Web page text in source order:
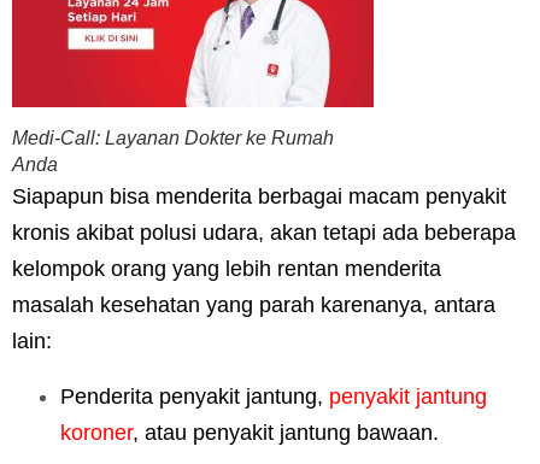
Medi-Call: Layanan Dokter ke Rumah
Anda
Siapapun bisa menderita berbagai macam penyakit
kronis akibat polusi udara, akan tetapi ada beberapa
kelompok orang yang lebih rentan menderita
masalah kesehatan yang parah karenanya, antara
lain:
Penderita penyakit jantung, penyakit jantung
koroner, atau penyakit jantung bawaan.